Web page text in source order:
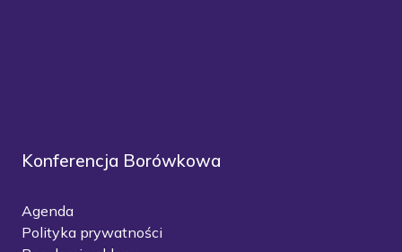
Konferencja Borówkowa
Agenda
Polityka prywatności